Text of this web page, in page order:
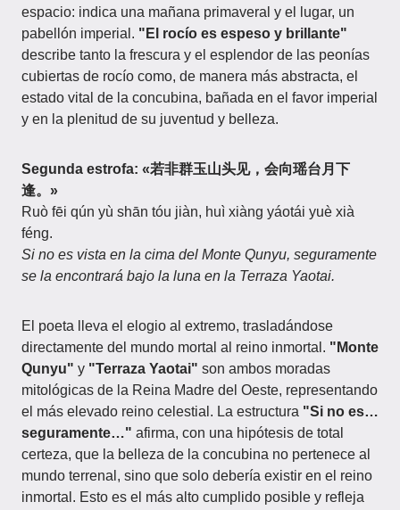
espacio: indica una mañana primaveral y el lugar, un
pabellón imperial. "El rocío es espeso y brillante"
describe tanto la frescura y el esplendor de las peonías
cubiertas de rocío como, de manera más abstracta, el
estado vital de la concubina, bañada en el favor imperial
y en la plenitud de su juventud y belleza.
Segunda estrofa: «若非群玉山头见，会向瑶台月下
逢。»
Ruò fēi qún yù shān tóu jiàn, huì xiàng yáotái yuè xià
féng.
Si no es vista en la cima del Monte Qunyu, seguramente
se la encontrará bajo la luna en la Terraza Yaotai.
El poeta lleva el elogio al extremo, trasladándose
directamente del mundo mortal al reino inmortal. "Monte
Qunyu" y "Terraza Yaotai" son ambos moradas
mitológicas de la Reina Madre del Oeste, representando
el más elevado reino celestial. La estructura "Si no es…
seguramente…" afirma, con una hipótesis de total
certeza, que la belleza de la concubina no pertenece al
mundo terrenal, sino que solo debería existir en el reino
inmortal. Esto es el más alto cumplido posible y refleja